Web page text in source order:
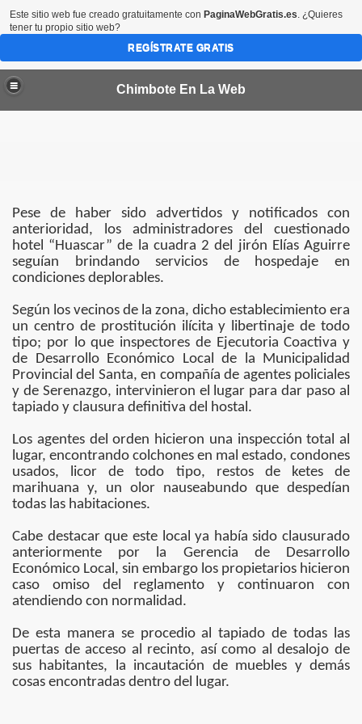
Chimbote En La Web
Pese de haber sido advertidos y notificados con
anterioridad, los administradores del cuestionado
hotel “Huascar” de la cuadra 2 del jirón Elías Aguirre
seguían brindando servicios de hospedaje en
condiciones deplorables.
Según los vecinos de la zona, dicho establecimiento era
un centro de prostitución ilícita y libertinaje de todo
tipo; por lo que inspectores de Ejecutoria Coactiva y
de Desarrollo Económico Local de la Municipalidad
Provincial del Santa, en compañía de agentes policiales
y de Serenazgo, intervinieron el lugar para dar paso al
tapiado y clausura definitiva del hostal.
Los agentes del orden hicieron una inspección total al
lugar, encontrando colchones en mal estado, condones
usados, licor de todo tipo, restos de ketes de
marihuana y, un olor nauseabundo que despedían
todas las habitaciones.
Cabe destacar que este local ya había sido clausurado
anteriormente por la Gerencia de Desarrollo
Económico Local, sin embargo los propietarios hicieron
caso omiso del reglamento y continuaron con
atendiendo con normalidad.
De esta manera se procedio al tapiado de todas las
puertas de acceso al recinto, así como al desalojo de
sus habitantes, la incautación de muebles y demás
cosas encontradas dentro del lugar.
en EEUU
Chimbote
de los Bancos en Robo
DEL PERU
hace 10 meses
encuesta
39%
PRESIDENTES Y VICEPRESIDENTES REGIONALES
y saque sus conclusiones.
Este sitio web fue creado gratuitamente con PaginaWebGratis.es. ¿Quieres
tener tu propio sitio web?
REGÍSTRATE GRATIS